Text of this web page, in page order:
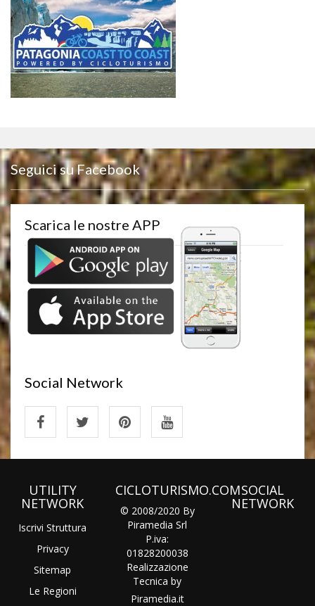
Seguici su Facebook
Scarica le nostre APP
Social Network
UTILITY
NETWORK
Iscrivi Struttura
Privacy
Sitemap
Le Regioni
CICLOTURISMO.COM
© 2008/2020 By
Piramedia Srl
P.iva:
01828200038
Realizzazione
Tecnica by
Piramedia.it
SOCIAL
NETWORK